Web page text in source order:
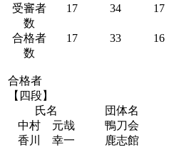
受審者
数
17 34 17
合格者
数
17 33 16
合格者
【四段】
氏名
団体名
中村 元哉
鴨刀会
香川 幸一
鹿志館